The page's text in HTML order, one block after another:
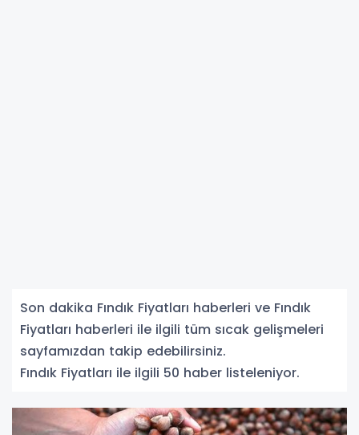
Son dakika Fındık Fiyatları haberleri ve Fındık
Fiyatları haberleri ile ilgili tüm sıcak gelişmeleri
sayfamızdan takip edebilirsiniz.
Fındık Fiyatları ile ilgili 50 haber listeleniyor.